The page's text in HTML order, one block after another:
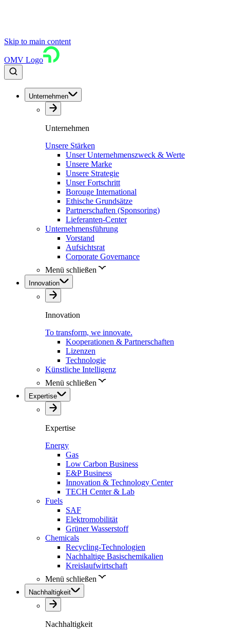
Skip to main content
OMV Logo
Unternehmen
Unternehmen
Unsere Stärken
Unser Unternehmenszweck & Werte
Unsere Marke
Unsere Strategie
Unser Fortschritt
Borouge International
Ethische Grundsätze
Partnerschaften (Sponsoring)
Lieferanten-Center
Unternehmensführung
Vorstand
Aufsichtsrat
Corporate Governance
Menü schließen
Innovation
Innovation
To transform, we innovate.
Kooperationen & Partnerschaften
Lizenzen
Technologie
Künstliche Intelligenz
Menü schließen
Expertise
Expertise
Energy
Gas
Low Carbon Business
E&P Business
Innovation & Technology Center
TECH Center & Lab
Fuels
SAF
Elektromobilität
Grüner Wasserstoff
Chemicals
Recycling-Technologien
Nachhaltige Basischemikalien
Kreislaufwirtschaft
Menü schließen
Nachhaltigkeit
Nachhaltigkeit